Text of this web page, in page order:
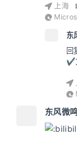
上海
东
回
✔️
东风微